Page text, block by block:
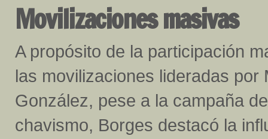
Movilizaciones masivas
A propósito de la participación
las movilizaciones lideradas
González, pese a la campaña
chavismo, Borges destacó la